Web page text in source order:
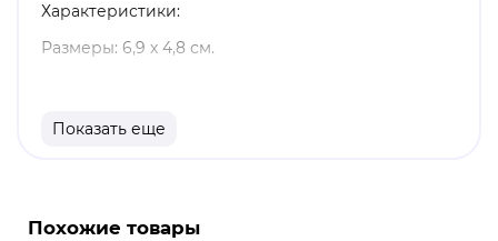
Характеристики:
Размеры: 6,9 х 4,8 см.
Оригинальный и официально лицензированный
Цзин Юань - один из шести генералов Альянса
Показать еще
Похожие товары